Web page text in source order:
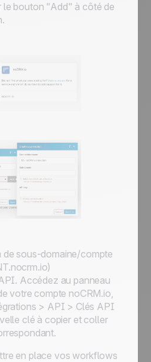
le bouton "Add" à côté de
de sous-domaine/compte
)
Accédez au panneau
votre compte noCRM.io,
> API > Clés API
clé à copier et coller
en place vos workflows